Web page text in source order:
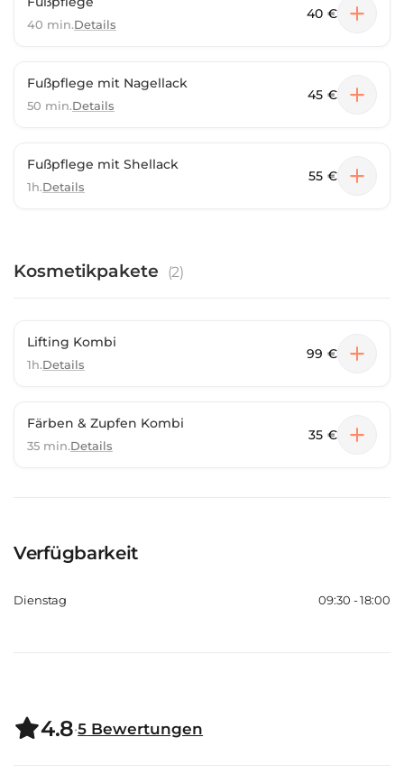
40 min.Details
40 €
Fußpflege mit Nagellack
50 min.Details
45 €
Fußpflege mit Shellack
1h.Details
55 €
Kosmetikpakete (2)
Lifting Kombi
1h.Details
99 €
Färben & Zupfen Kombi
35 min.Details
35 €
Verfügbarkeit
Dienstag 09:30 - 18:00
4.8·5 Bewertungen